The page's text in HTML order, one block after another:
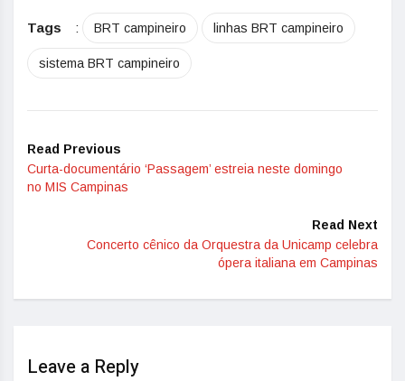
Tags : BRT campineiro linhas BRT campineiro
sistema BRT campineiro
Read Previous
Curta-documentário ‘Passagem’ estreia neste domingo
no MIS Campinas
Read Next
Concerto cênico da Orquestra da Unicamp celebra
ópera italiana em Campinas
Leave a Reply